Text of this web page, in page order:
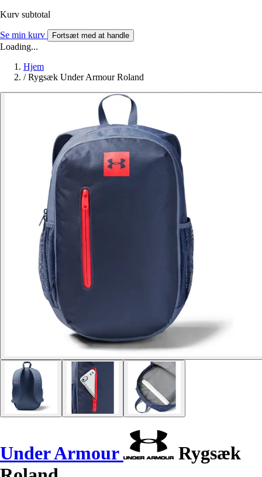
Kurv subtotal
Se min kurv Fortsæt med at handle
Loading...
Hjem
/ Rygsæk Under Armour Roland
Under Armour
Rygsæk